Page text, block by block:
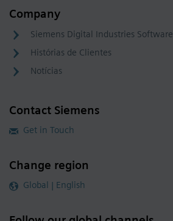
Company
Siemens Digital Industries Software
Histórias de Clientes
Notícias
Contact Siemens
Get in Touch
Change region
Global | English